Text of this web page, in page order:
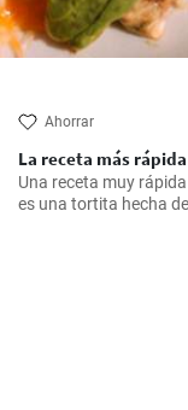
Ahorrar
La receta más
Una receta muy
es una tortita hecha